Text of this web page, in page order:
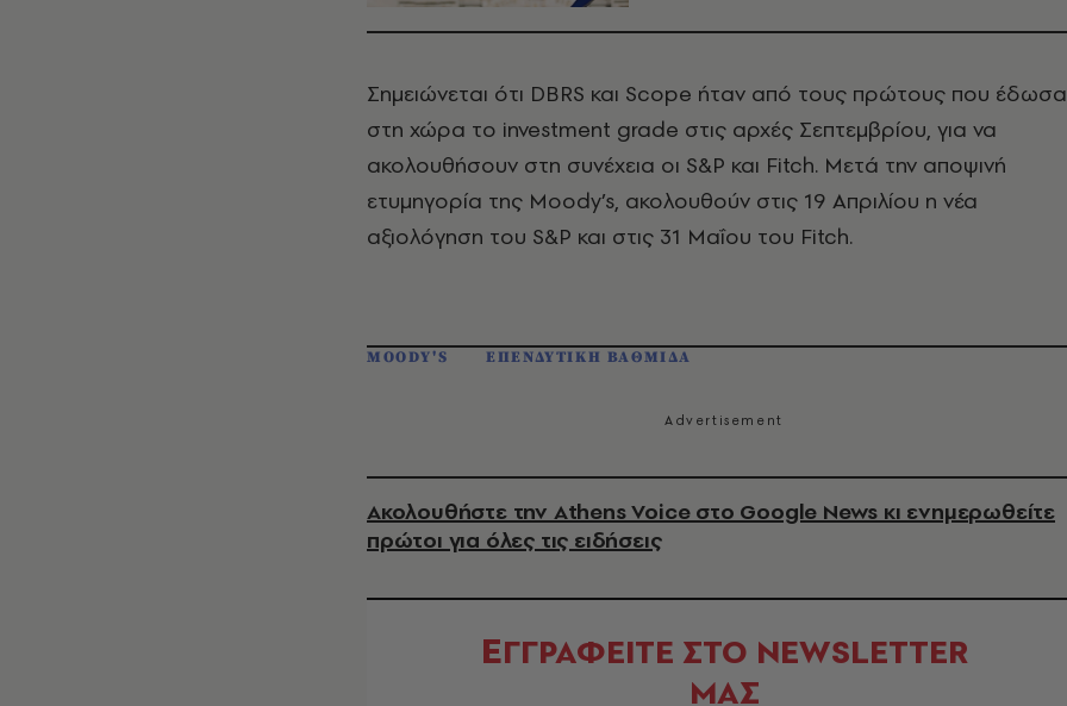
Σημειώνεται ότι DBRS και Scope ήταν από τους πρώτους που
στη χώρα το investment grade στις αρχές Σεπτεμβρίου, για να
ακολουθήσουν στη συνέχεια οι S&P και Fitch. Μετά την αποψινή
ετυμηγορία της Moody’s, ακολουθούν στις 19 Απριλίου η νέα
αξιολόγηση του S&P και στις 31 Μαΐου του Fitch.
MOODY'S ΕΠΕΝΔΥΤΙΚΗ ΒΑΘΜΙΔΑ
Ακολουθήστε την Athens Voice στο Google News κι ενημερωθείτε
πρώτοι για όλες τις ειδήσεις
ΕΓΓΡΑΦΕΙΤΕ ΣΤΟ NEWSLETTER
ΜΑΣ